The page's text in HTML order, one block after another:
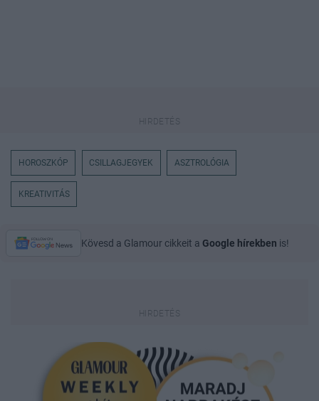
HOROSZKÓP CSILLAGJEGYEK ASZTROLÓGIA
KREATIVITÁS
Kövesd a Glamour cikkeit a Google hírekben is!